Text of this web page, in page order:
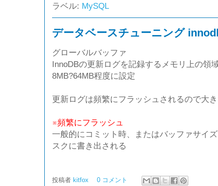
ラベル: MySQL
データベースチューニング
グローバルバッファ
InnoDBの更新ログを記録するメモリ上の領
8MB?64MB程度に設定
更新ログは頻繁にフラッシュされるので大
※頻繁にフラッシュ
一般的にコミット時、またはバッファサイ
スクに書き出される
投稿者 kitfox 0 コメント